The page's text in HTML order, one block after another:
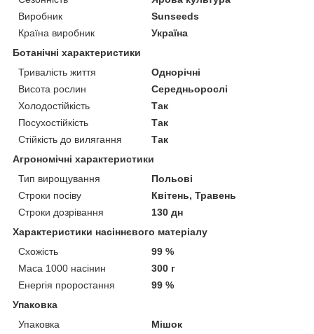
Виробник
Sunseeds
Країна виробник
Україна
Ботанічні характеристики
Тривалість життя
Однорічні
Висота рослин
Середньорослі
Холодостійкість
Так
Посухостійкість
Так
Стійкість до вилягання
Так
Агрономічні характеристики
Тип вирощування
Польові
Строки посіву
Квітень, Травень
Строки дозрівання
130 дн
Характеристики насіннєвого матеріалу
Схожість
99 %
Маса 1000 насінин
300 г
Енергія проростання
99 %
Упаковка
Упаковка
Мішок